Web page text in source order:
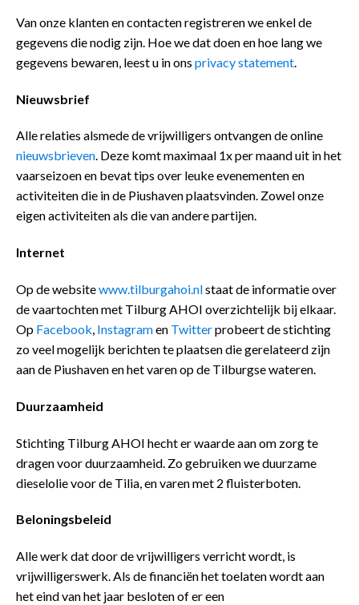
Van onze klanten en contacten registreren we enkel de
gegevens die nodig zijn. Hoe we dat doen en hoe lang we
gegevens bewaren, leest u in ons privacy statement
Nieuwsbrief
Alle relaties alsmede de vrijwilligers ontvangen de online
nieuwsbrieven. Deze komt maximaal 1x per maand uit in het
vaarseizoen en bevat tips over leuke evenementen en
activiteiten die in de Piushaven plaatsvinden. Zowel onze
eigen activiteiten als die van andere partijen.
Internet
Op de websitewww.tilburgahoi.nlstaat de informatie over
de vaartochten met Tilburg AHOI overzichtelijk bij elkaar.
Op Facebook, Instagramen Twitterprobeert de stichting
zo veel mogelijk berichten te plaatsen die gerelateerd zijn
aan de Piushaven en het varen op de Tilburgse wateren.
Duurzaamheid
Stichting Tilburg AHOI hecht er waarde aan om zorg te
dragen voor duurzaamheid. Zo gebruiken we duurzame
dieselolie voor de Tilia, en varen met 2 fluisterboten.
Beloningsbeleid
Alle werk dat door de vrijwilligers verricht wordt, is
vrijwilligerswerk. Als de financiën het toelaten wordt aan
het eind van het jaar besloten of er een